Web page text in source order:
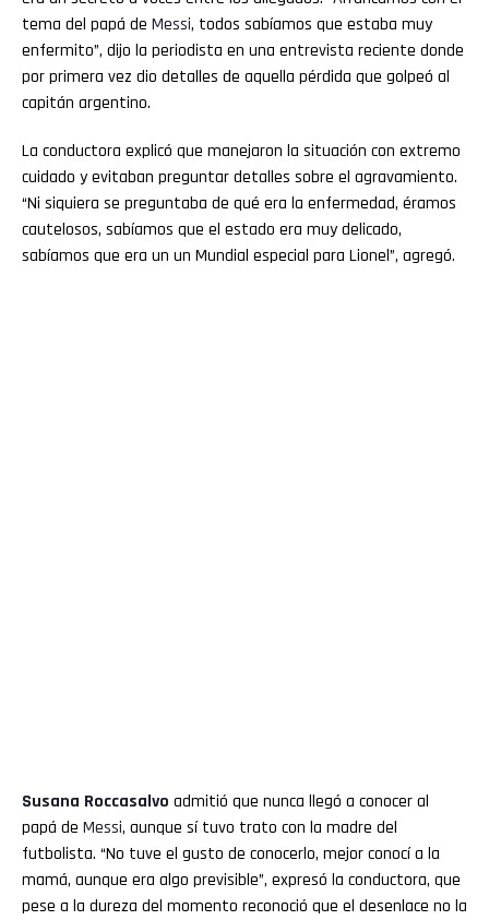
tema del papá de Messi, todos sabíamos que estaba muy
enfermito”, dijo la periodista en una entrevista reciente donde
por primera vez dio detalles de aquella pérdida que golpeó al
capitán argentino.
La conductora explicó que manejaron la situación con extremo
cuidado y evitaban preguntar detalles sobre el agravamiento.
“Ni siquiera se preguntaba de qué era la enfermedad, éramos
cautelosos, sabíamos que el estado era muy delicado,
sabíamos que era un un Mundial especial para Lionel”, agregó.
Susana Roccasalvo admitió que nunca llegó a conocer al
papá de Messi, aunque sí tuvo trato con la madre del
futbolista. “No tuve el gusto de conocerlo, mejor conocí a la
mamá, aunque era algo previsible”, expresó la conductora, que
pese a la dureza del momento reconoció que el desenlace no la